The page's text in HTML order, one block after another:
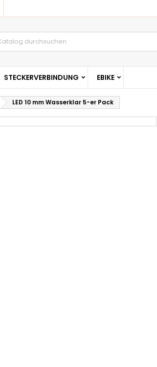
STECKERVERBINDUNG EBIKE
LED 10 mm Wasserklar 5-er Pack